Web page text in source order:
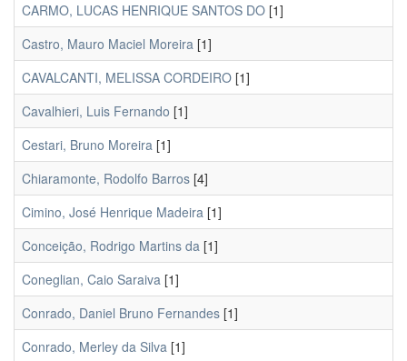
CARMO, LUCAS HENRIQUE SANTOS DO [1]
Castro, Mauro Maciel Moreira [1]
CAVALCANTI, MELISSA CORDEIRO [1]
Cavalhieri, Luis Fernando [1]
Cestari, Bruno Moreira [1]
Chiaramonte, Rodolfo Barros [4]
Cimino, José Henrique Madeira [1]
Conceição, Rodrigo Martins da [1]
Coneglian, Caio Saraiva [1]
Conrado, Daniel Bruno Fernandes [1]
Conrado, Merley da Silva [1]